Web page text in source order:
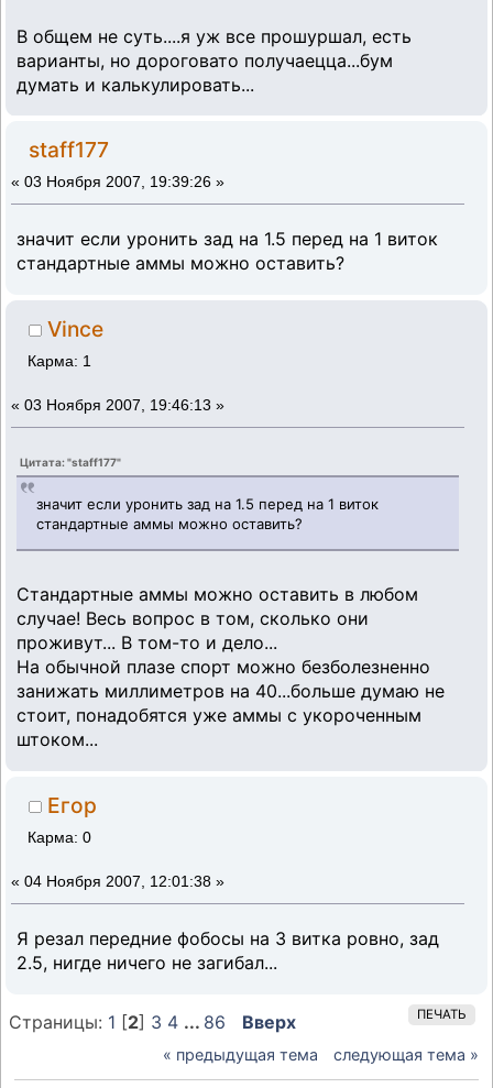
В общем не суть....я уж все прошуршал, есть
варианты, но дороговато получаецца...бум
думать и калькулировать...
staff177
« 03 Ноября 2007, 19:39:26 »
значит если уронить зад на 1.5 перед на 1 виток
стандартные аммы можно оставить?
Vince
Карма: 1
« 03 Ноября 2007, 19:46:13 »
Цитата: "staff177"
значит если уронить зад на 1.5 перед на 1 виток
стандартные аммы можно оставить?
Стандартные аммы можно оставить в любом
случае! Весь вопрос в том, сколько они
проживут... В том-то и дело...
На обычной плазе спорт можно безболезненно
занижать миллиметров на 40...больше думаю не
стоит, понадобятся уже аммы с укороченным
штоком...
Егор
Карма: 0
« 04 Ноября 2007, 12:01:38 »
Я резал передние фобосы на 3 витка ровно, зад
2.5, нигде ничего не загибал...
ПЕЧАТЬ
Страницы: 1 [2] 3 4 ... 86 Вверх
« предыдущая тема следующая тема »